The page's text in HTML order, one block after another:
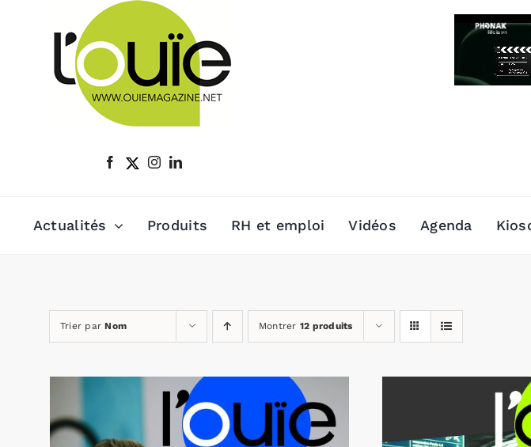
Actualités Produits RH et emploi Vidéos Agenda
Trier parNom Montrer 12 produits